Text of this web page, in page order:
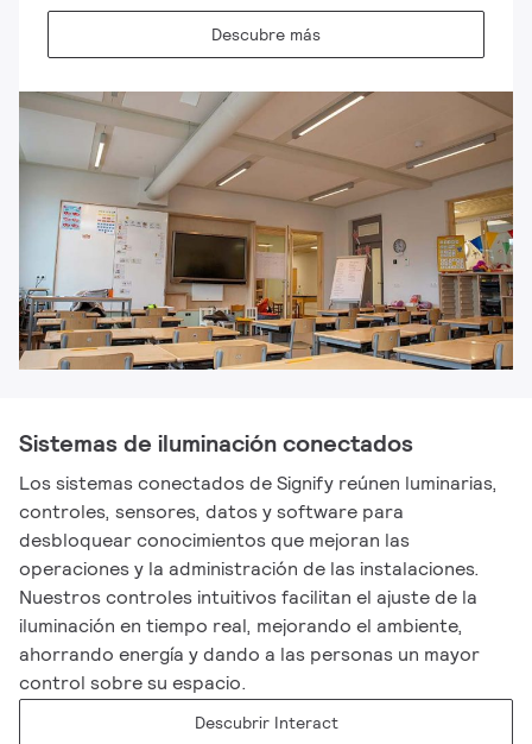
Descubre más
Sistemas de iluminación conectados
Los sistemas conectados de Signify reúnen luminarias,
controles, sensores, datos y software para
desbloquear conocimientos que mejoran las
operaciones y la administración de las instalaciones.
Nuestros controles intuitivos facilitan el ajuste de la
iluminación en tiempo real, mejorando el ambiente,
ahorrando energía y dando a las personas un mayor
control sobre su espacio.
Descubrir Interact